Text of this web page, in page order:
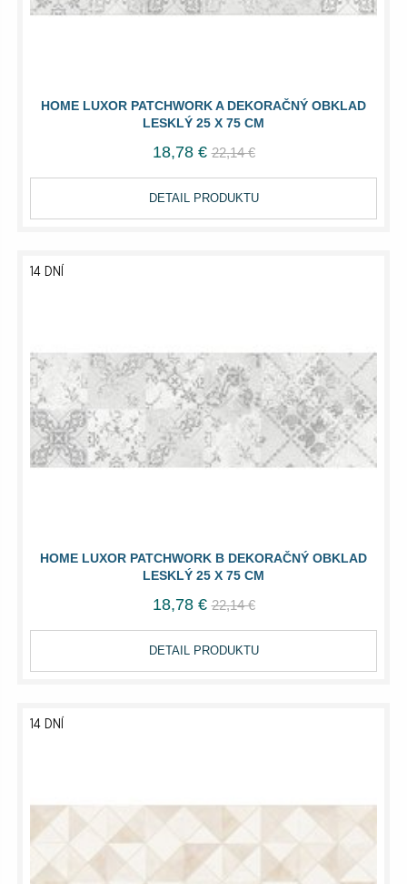
HOME LUXOR PATCHWORK A DEKORAČNÝ OBKLAD
LESKLÝ 25 X 75 CM
18,78 € 22,14 €
DETAIL PRODUKTU
HOME LUXOR PATCHWORK B DEKORAČNÝ OBKLAD
LESKLÝ 25 X 75 CM
14 DNÍ
18,78 € 22,14 €
DETAIL PRODUKTU
14 DNÍ